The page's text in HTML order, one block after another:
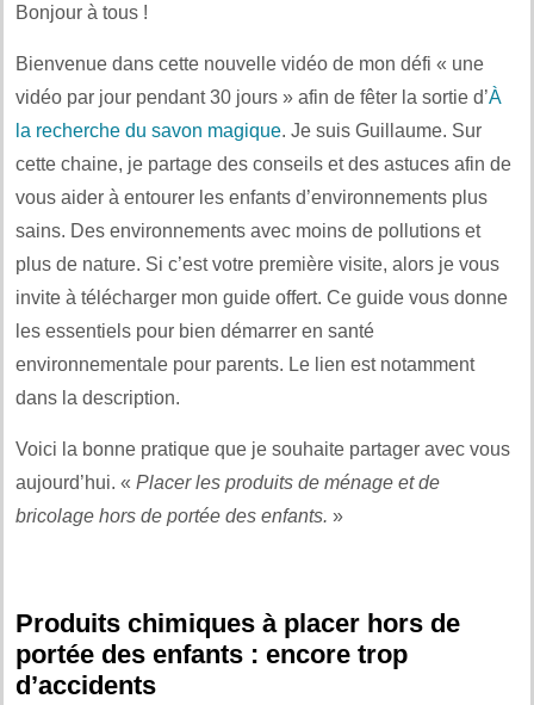
Bonjour à tous !
Bienvenue dans cette nouvelle vidéo de mon défi « une
vidéo par jour pendant 30 jours » afin de fêter la sortie d’À
la recherche du savon magique. Je suis Guillaume. Sur
cette chaine, je partage des conseils et des astuces afin de
vous aider à entourer les enfants d’environnements plus
sains. Des environnements avec moins de pollutions et
plus de nature. Si c’est votre première visite, alors je vous
invite à télécharger mon guide offert. Ce guide vous donne
les essentiels pour bien démarrer en santé
environnementale pour parents. Le lien est notamment
dans la description.
Voici la bonne pratique que je souhaite partager avec vous
aujourd’hui. « Placer les produits de ménage et de
bricolage hors de portée des enfants. »
Produits chimiques à placer hors de
portée des enfants : encore trop
d’accidents